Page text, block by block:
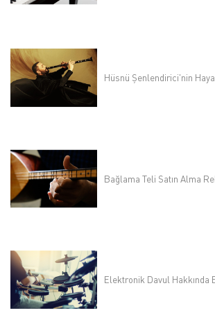
Hüsnü Şenlendirici'nin
Bağlama Teli Satın Alma
Elektronik Davul Hakkında